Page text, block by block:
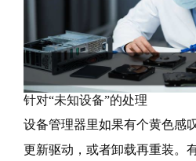
针对“未知设备”的处理
设备管理器里如果有个黄色感
更新驱动，或者卸载再重装。